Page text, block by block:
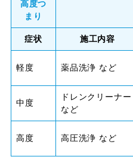
高度つ
まり
症状 施工内容
軽度 薬品洗浄 など
中度
ドレンクリーナー
など
高度 高圧洗浄 など